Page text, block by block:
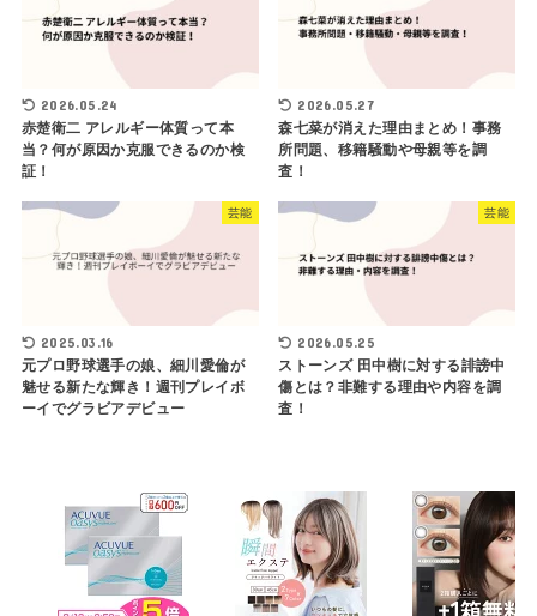
2026.05.24
赤楚衛二 アレルギー体質って本
当？何が原因か克服できるのか検
証！
2026.05.27
森七菜が消えた理由まとめ！事務
所問題、移籍騒動や母親等を調
査！
芸能
2025.03.16
元プロ野球選手の娘、細川愛倫が
魅せる新たな輝き！週刊プレイボ
ーイでグラビアデビュー
芸能
2026.05.25
ストーンズ 田中樹に対する誹謗中
傷とは？非難する理由や内容を調
査！